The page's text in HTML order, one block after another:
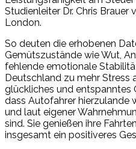
Studienleiter Dr. Chris
London.
So deuten die erhobenen
Gemütszustände wie Wut,
fehlende emotionale
Deutschland zu mehr Stress
glückliches und entspanntes
dass Autofahrer hierzulande
und laut eigener
sind. Sie genießen ihre
insgesamt ein positiveres